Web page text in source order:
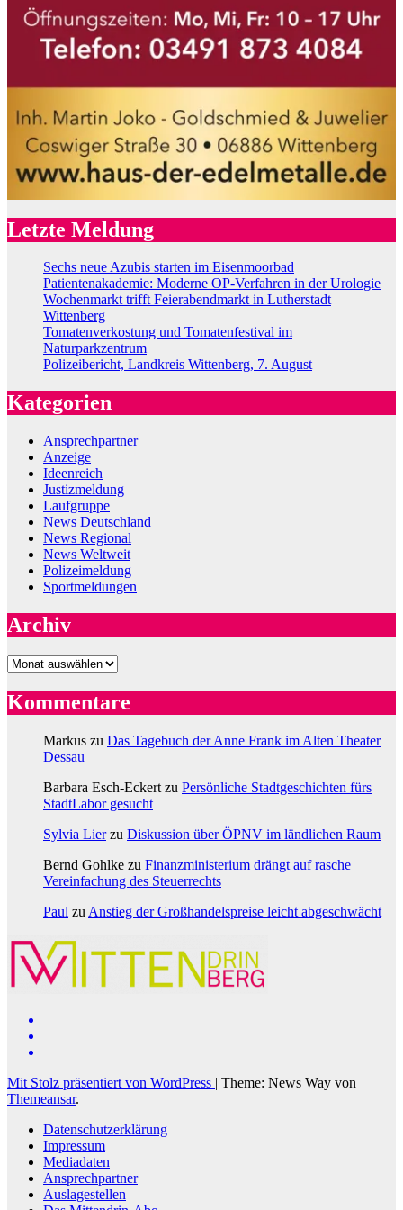
Letzte Meldung
Sechs neue Azubis starten im Eisenmoorbad
Patientenakademie: Moderne OP-Verfahren in der Urologie
Wochenmarkt trifft Feierabendmarkt in Lutherstadt
Wittenberg
Tomatenverkostung und Tomatenfestival im
Naturparkzentrum
Polizeibericht, Landkreis Wittenberg, 7. August
Kategorien
Ansprechpartner
Anzeige
Ideenreich
Justizmeldung
Laufgruppe
News Deutschland
News Regional
News Weltweit
Polizeimeldung
Sportmeldungen
Archiv
Archiv
Kommentare
Markus zu Das Tagebuch der Anne Frank im Alten Theater
Dessau
Barbara Esch-Eckert zu Persönliche Stadtgeschichten fürs
StadtLabor gesucht
Sylvia Lierzu Diskussion über ÖPNV im ländlichen Raum
Bernd Gohlke zu Finanzministerium drängt auf rasche
Vereinfachung des Steuerrechts
Paul zu Anstieg der Großhandelspreise leicht abgeschwächt
Mit Stolz präsentiert von WordPress | Theme: News Way von
Themeansar.
Datenschutzerklärung
Impressum
Mediadaten
Ansprechpartner
Auslagestellen